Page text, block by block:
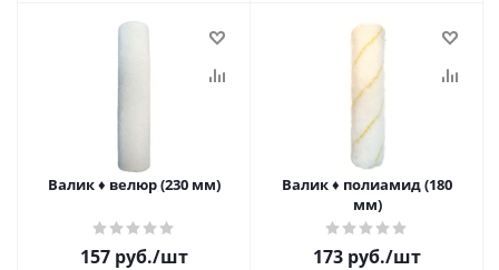
Валик ♦ велюр (230 мм)
157 руб./шт
Валик ♦ полиамид (180
мм)
173 руб./шт